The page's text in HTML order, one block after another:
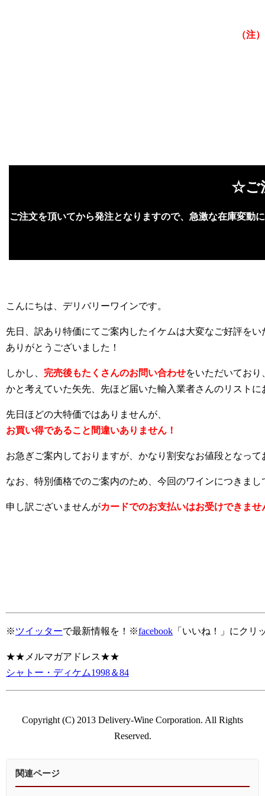
（注
☆ご
ご注文を頂いてから発注となりますので、急激な在庫変動
こんにちは、デリバリーワインです。
先日、訳あり特価にてご案内したイケムは大変なご好評を
ありがとうございました！
しかし、 完売後もたくさんのお問い合わせをいただいてお
かと考えていた矢先、先ほど届いた輸入業者さんのリストに
先日ほどの大特価ではありませんが、
お買い得であること間違いありません！
お急ぎご案内しておりますが、かなり割安なお値段となっ
なお、特別価格でのご案内のため、今回のワインにつきまし
申し訳ございませんがカードでのお支払いはお受けできませ
※ツイッターで最新情報を！※facebook 「いいね！」にクリ
★★メルマガアドレス★★
シャトー・ディケム1998＆84
Copyright (C) 2013 Delivery-Wine Corporation. All Rights
Reserved.
関連ページ